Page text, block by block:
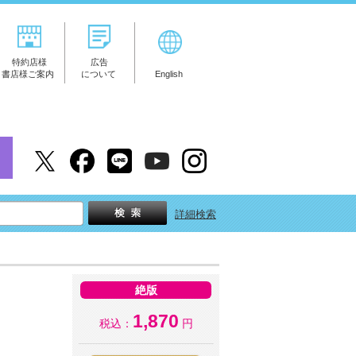
特約店様
書店様ご案内
広告
について
English
詳細検索
絶版
税込： 1,870 円